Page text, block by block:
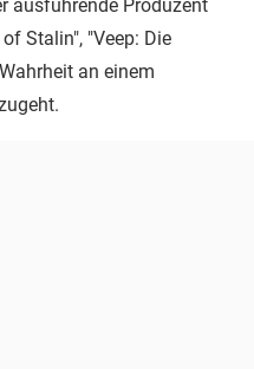
ausführende Produzent
Stalin", "Veep: Die
an einem